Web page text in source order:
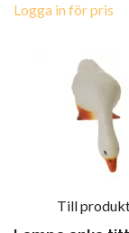
Logga in för pris
Till